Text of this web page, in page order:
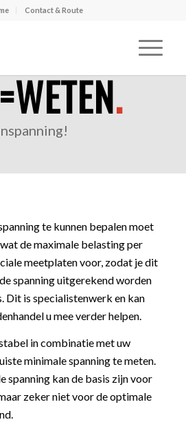
Contact & Route
.
te kunnen bepalen moet
de maximale belasting per
meetplaten voor, zodat je dit
spanning uitgerekend worden
Dit is specialistenwerk en kan
u mee verder helpen.
in combinatie met uw
minimale spanning te meten.
spanning kan de basis zijn voor
zeker niet voor de optimale